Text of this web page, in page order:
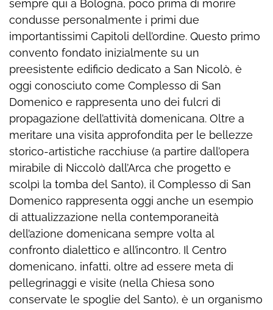
sempre qui a Bologna, poco prima di morire
condusse personalmente i primi due
importantissimi Capitoli dell’ordine. Questo primo
convento fondato inizialmente su un
preesistente edificio dedicato a San Nicolò, è
oggi conosciuto come Complesso di San
Domenico e rappresenta uno dei fulcri di
propagazione dell’attività domenicana. Oltre a
meritare una visita approfondita per le bellezze
storico-artistiche racchiuse (a partire dall’opera
mirabile di Niccolò dall’Arca che progetto e
scolpì la tomba del Santo), il Complesso di San
Domenico rappresenta oggi anche un esempio
di attualizzazione nella contemporaneità
dell’azione domenicana sempre volta al
confronto dialettico e all’incontro. Il Centro
domenicano, infatti, oltre ad essere meta di
pellegrinaggi e visite (nella Chiesa sono
conservate le spoglie del Santo), è un organismo